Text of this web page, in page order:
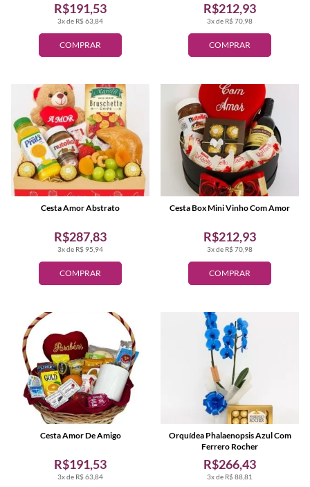
COMPRAR
3x de R$ 63,84
R$191,53
COMPRAR
3x de R$ 70,98
R$212,93
COMPRAR
3x de R$ 95,94
R$287,83
Cesta Amor Abstrato
COMPRAR
3x de R$ 70,98
R$212,93
Cesta Box Mini Vinho Com Amor
3x de R$ 63,84
R$191,53
Cesta Amor De Amigo
3x de R$ 88,81
R$266,43
Orquídea Phalaenopsis Azul Com
Ferrero Rocher